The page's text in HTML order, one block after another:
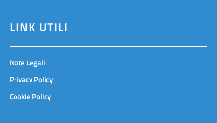
LINK UTILI
Note Legali
Privacy Policy
Cookie Policy